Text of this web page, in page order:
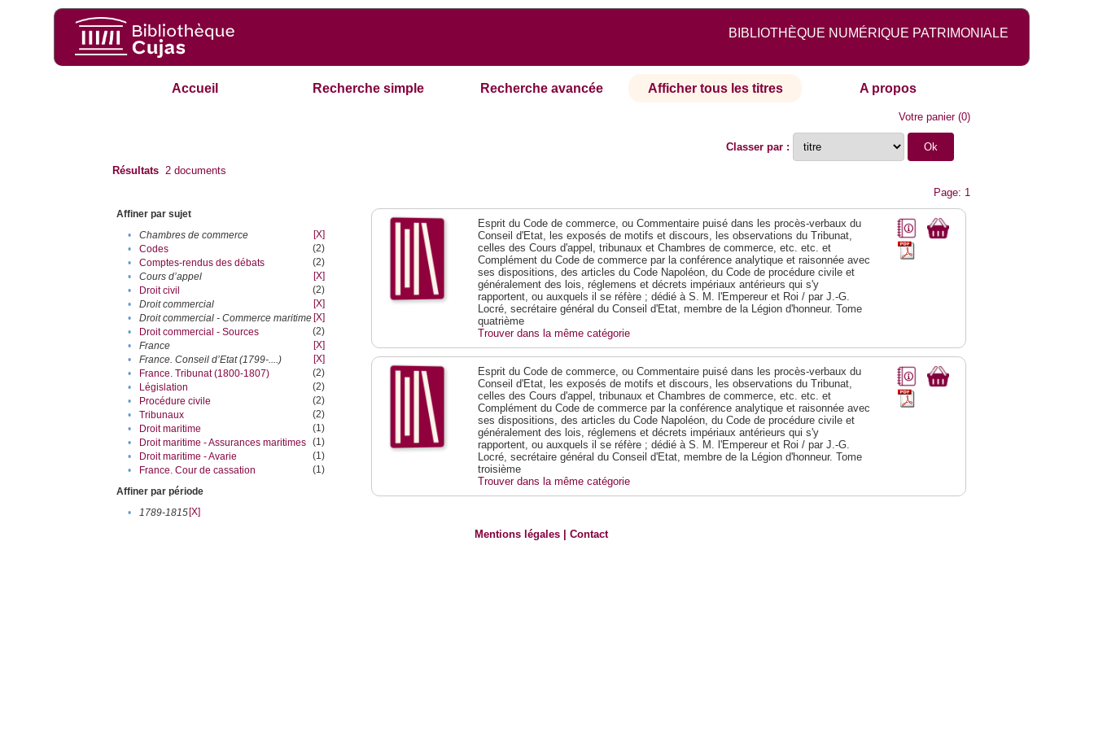
BIBLIOTHÈQUE NUMÉRIQUE PATRIMONIALE
Accueil Recherche simple Recherche avancée Afficher tous les titres A propos
Votre panier(0)
Classer par :
Résultats 2 documents
Page: 1
Affiner par sujet
•
Chambres de commerce
[X]
•
Codes
(2)
•
Comptes-rendus des débats
(2)
•
Cours d’appel
[X]
•
Droit civil
(2)
•
Droit commercial
[X]
•
Droit commercial - Commerce maritime [X]
•
Droit commercial - Sources
(2)
•
France
[X]
•
France. Conseil d’Etat (1799-....)
[X]
•
France. Tribunat (1800-1807)
(2)
•
Législation
(2)
•
Procédure civile
(2)
•
Tribunaux
(2)
•
Droit maritime
(1)
•
Droit maritime - Assurances maritimes (1)
•
Droit maritime - Avarie
(1)
•
France. Cour de cassation
(1)
Affiner par période
•
1789-1815[X]
Esprit du Code de commerce, ou Commentaire puisé dans les procès-verbaux du
Conseil d'Etat, les exposés de motifs et discours, les observations du Tribunat,
celles des Cours d'appel, tribunaux et Chambres de commerce, etc. etc. et
Complément du Code de commerce par la conférence analytique et raisonnée avec
ses dispositions, des articles du Code Napoléon, du Code de procédure civile et
généralement des lois, réglemens et décrets impériaux antérieurs qui s'y
rapportent, ou auxquels il se réfère ; dédié à S. M. l'Empereur et Roi / par J.-G.
Locré, secrétaire général du Conseil d'Etat, membre de la Légion d'honneur. Tome
quatrième
Trouver dans la même catégorie
Esprit du Code de commerce, ou Commentaire puisé dans les procès-verbaux du
Conseil d'Etat, les exposés de motifs et discours, les observations du Tribunat,
celles des Cours d'appel, tribunaux et Chambres de commerce, etc. etc. et
Complément du Code de commerce par la conférence analytique et raisonnée avec
ses dispositions, des articles du Code Napoléon, du Code de procédure civile et
généralement des lois, réglemens et décrets impériaux antérieurs qui s'y
rapportent, ou auxquels il se réfère ; dédié à S. M. l'Empereur et Roi / par J.-G.
Locré, secrétaire général du Conseil d'Etat, membre de la Légion d'honneur. Tome
troisième
Trouver dans la même catégorie
Mentions légales |Contact